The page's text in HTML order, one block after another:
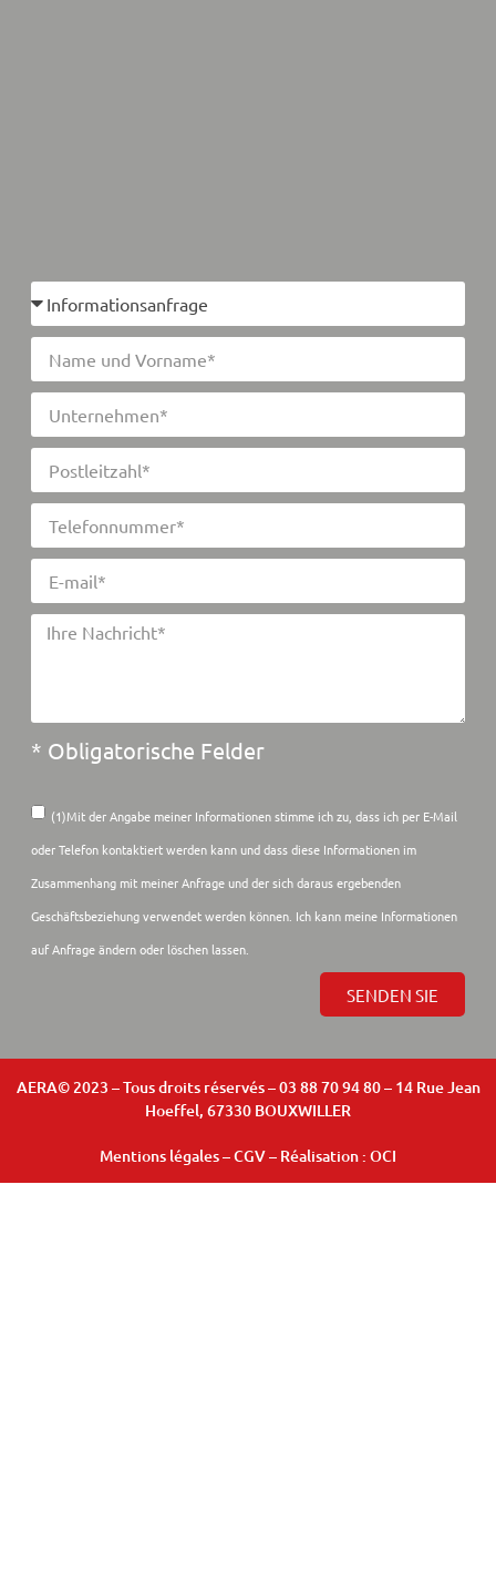
* Obligatorische Felder
(1)Mit der Angabe meiner Informationen stimme ich zu, dass ich per E-Mail
oder Telefon kontaktiert werden kann und dass diese Informationen im
Zusammenhang mit meiner Anfrage und der sich daraus ergebenden
Geschäftsbeziehung verwendet werden können. Ich kann meine Informationen
auf Anfrage ändern oder löschen lassen.
SENDEN SIE
AERA© 2023 – Tous droits réservés – 03 88 70 94 80 – 14 Rue Jean
Hoeffel, 67330 BOUXWILLER
Mentions légales–CGV– Réalisation : OCI